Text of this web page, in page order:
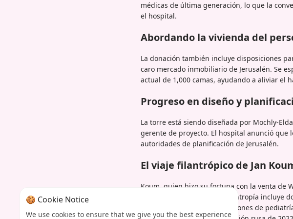
médicas de última generación, lo que la
el hospital.
Abordando la vivienda del
La donación también incluye disposiciones
caro mercado inmobiliario de Jerusalén. Se
actual de 1,000 camas, ayudando a aliviar el
Progreso en diseño y
La torre está siendo diseñada por Mochly-
gerente de proyecto. El hospital anunció que
autoridades de planificación de Jerusalén.
El viaje filantrópico de Jan
Koum, quien hizo su fortuna con la venta de
más en causas judías. Su filantropía incluye
a Shaare Zedek para instalaciones de
🍪 Cookie Notice
We use cookies to ensure that we give you the best experience